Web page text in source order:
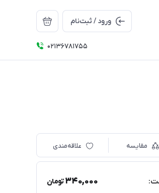
ورود / ثبت‌نام
02136781755
مقایسه علاقه‌مندی
340,000تومان